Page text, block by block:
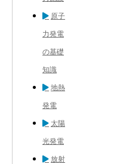
原子
力発電
の基礎
知識
地熱
発電
太陽
光発電
放射